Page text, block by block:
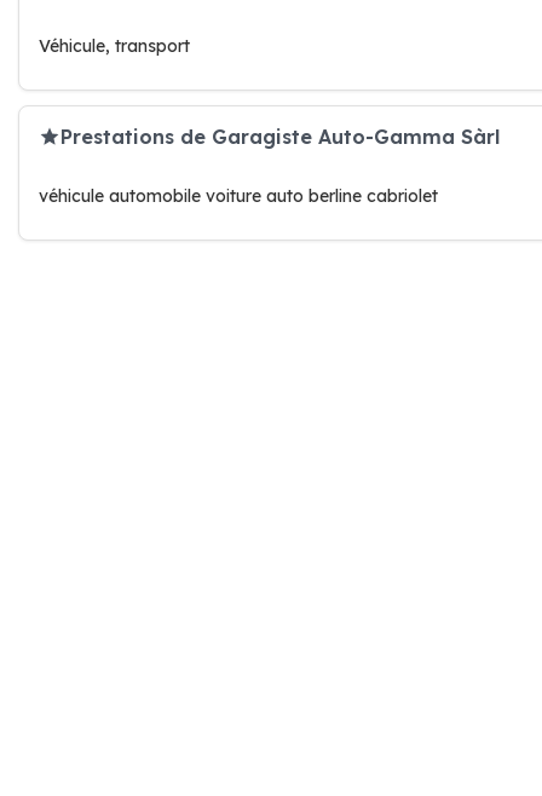
Véhicule, transport
Prestations de Garagiste Auto-Gamma Sàrl
véhicule automobile voiture auto berline cabriolet